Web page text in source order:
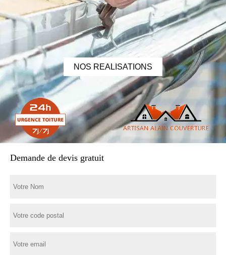
NOS REALISATIONS
Demande de devis gratuit